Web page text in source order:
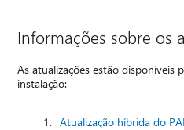
Informações sobre os
As atualizações estão disponíveis
instalação:
Atualização híbrida do